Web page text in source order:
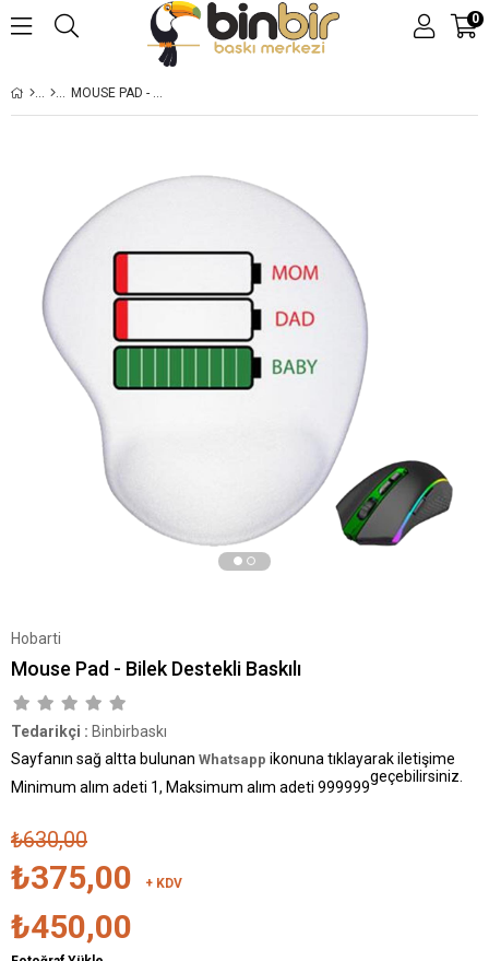
0
MOUSE PAD - BILEK DESTEKLI BASKILI
Hobarti
Mouse Pad - Bilek Destekli Baskılı
Tedarikçi : Binbirbaskı
Sayfanın sağ altta bulunan Whatsapp ikonuna tıklayarak iletişime
geçebilirsiniz.
Minimum alım adeti 1, Maksimum alım adeti 999999
₺630,00
₺375,00 + KDV
₺450,00